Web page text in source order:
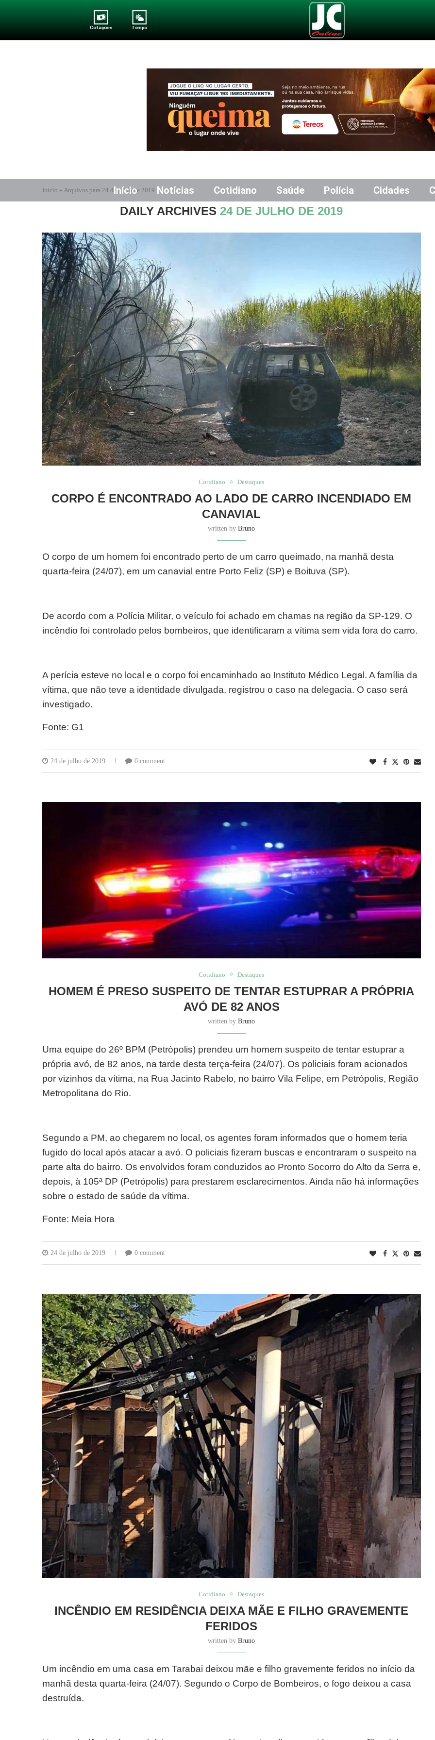
Cotações Tempo
Início Notícias Cotidiano Saúde Polícia Cidades
Início » Arquivos para 24 de julho de 2019
DAILY ARCHIVES24 DE JULHO DE 2019
Cotidiano Destaques
CORPO É ENCONTRADO AO LADO DE CARRO INCENDIADO EM
CANAVIAL
written byBruno
O corpo de um homem foi encontrado perto de um carro queimado, na manhã desta
quarta-feira (24/07), em um canavial entre Porto Feliz (SP) e Boituva (SP).
De acordo com a Polícia Militar, o veículo foi achado em chamas na região da SP-129. O
incêndio foi controlado pelos bombeiros, que identificaram a vítima sem vida fora do carro.
A perícia esteve no local e o corpo foi encaminhado ao Instituto Médico Legal. A família da
vítima, que não teve a identidade divulgada, registrou o caso na delegacia. O caso será
investigado.
Fonte: G1
24 de julho de 2019 0 comment
Cotidiano Destaques
HOMEM É PRESO SUSPEITO DE TENTAR ESTUPRAR A PRÓPRIA
AVÓ DE 82 ANOS
written byBruno
Uma equipe do 26º BPM (Petrópolis) prendeu um homem suspeito de tentar estuprar a
própria avó, de 82 anos, na tarde desta terça-feira (24/07). Os policiais foram acionados
por vizinhos da vítima, na Rua Jacinto Rabelo, no bairro Vila Felipe, em Petrópolis, Região
Metropolitana do Rio.
Segundo a PM, ao chegarem no local, os agentes foram informados que o homem teria
fugido do local após atacar a avó. O policiais fizeram buscas e encontraram o suspeito na
parte alta do bairro. Os envolvidos foram conduzidos ao Pronto Socorro do Alto da Serra e,
depois, à 105ª DP (Petrópolis) para prestarem esclarecimentos. Ainda não há informações
sobre o estado de saúde da vítima.
Fonte: Meia Hora
24 de julho de 2019 0 comment
Cotidiano Destaques
INCÊNDIO EM RESIDÊNCIA DEIXA MÃE E FILHO GRAVEMENTE
FERIDOS
written byBruno
Um incêndio em uma casa em Tarabai deixou mãe e filho gravemente feridos no início da
manhã desta quarta-feira (24/07). Segundo o Corpo de Bombeiros, o fogo deixou a casa
destruída.